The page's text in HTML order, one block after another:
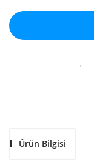
Ürün Bilgisi